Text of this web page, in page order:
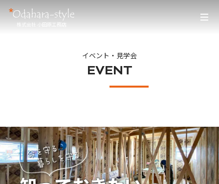
株式会社 小田原工務店
イベント・見学会
EVENT